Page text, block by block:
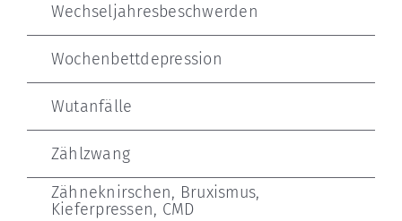
Wechseljahresbeschwerden
Wochenbettdepression
Wutanfälle
Zählzwang
Zähneknirschen, Bruxismus,
Kieferpressen, CMD